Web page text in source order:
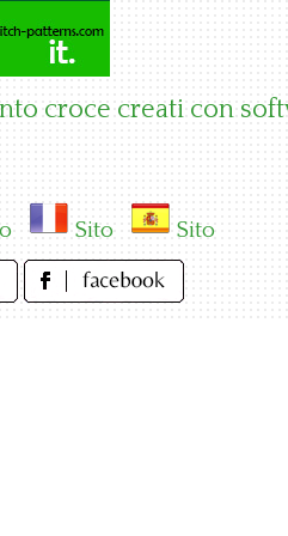
croce creati con
Sito Sito